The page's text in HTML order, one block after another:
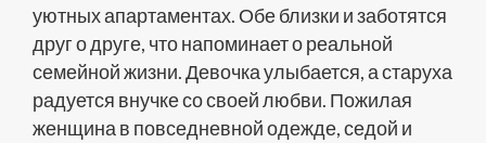
уютных апартаментах. Обе близки и заботятся
друг о друге, что напоминает о реальной
семейной жизни. Девочка улыбается, а старуха
радуется внучке со своей любви. Пожилая
женщина в повседневной одежде, седой и